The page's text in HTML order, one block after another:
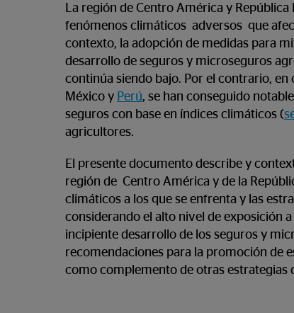
La región de Centro América y
fenómenos climáticos adversos que
contexto, la adopción de medidas para
desarrollo de seguros y microseguros
continúa siendo bajo. Por el contrario,
México y Perú, se han conseguido
seguros con base en índices climáticos (
agricultores.
El presente documento describe y
región de Centro América y de la
climáticos a los que se enfrenta y las
considerando el alto nivel de exposición
incipiente desarrollo de los seguros y
recomendaciones para la promoción de
como complemento de otras estrategias